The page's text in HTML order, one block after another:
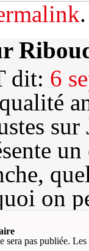
.
dit: 6
on
sera pas publiée. Les